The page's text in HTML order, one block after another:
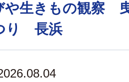
や生きもの観察
り 長浜